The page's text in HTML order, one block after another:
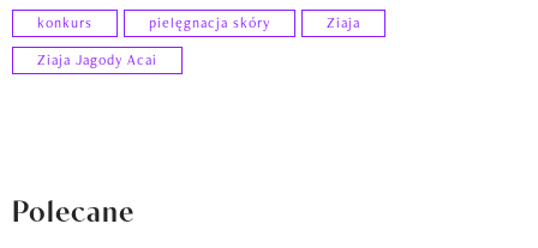
konkurs pielęgnacja skóry
Ziaja
Ziaja Jagody Acai
Polecane